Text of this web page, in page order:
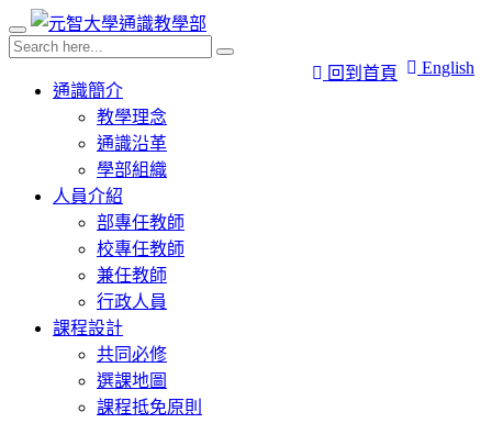
English
回到首頁
通識簡介
教學理念
通識沿革
學部組織
人員介紹
部專任教師
校專任教師
兼任教師
行政人員
課程設計
共同必修
選課地圖
課程抵免原則